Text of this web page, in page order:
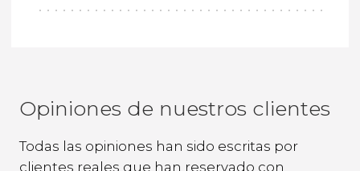
Opiniones de nuestros clientes
Todas las opiniones han sido escritas por
clientes reales que han reservado con